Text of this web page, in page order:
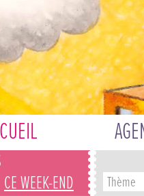
CE WEEK-END Thème